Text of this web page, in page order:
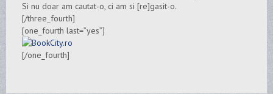
Si nu doar am cautat-o, ci am si [re]gasit-o.
[/three_fourth]
[one_fourth last=”yes”]
[/one_fourth]